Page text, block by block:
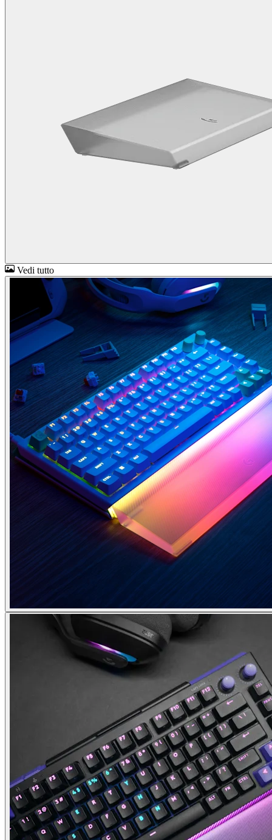
Vedi tutto